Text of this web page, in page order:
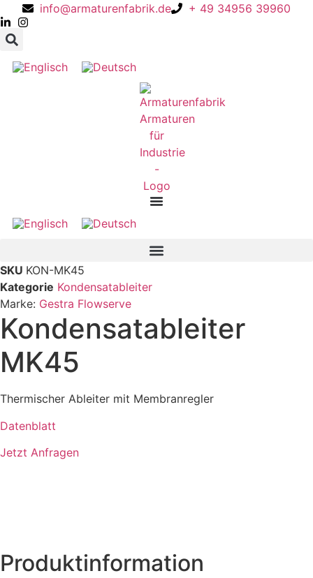
info@armaturenfabrik.de + 49 34956 39960
SKU KON-MK45
Kategorie Kondensatableiter
Marke: Gestra Flowserve
Kondensatableiter
MK45
Thermischer Ableiter mit Membranregler
Datenblatt
Jetzt Anfragen
Produktinformation